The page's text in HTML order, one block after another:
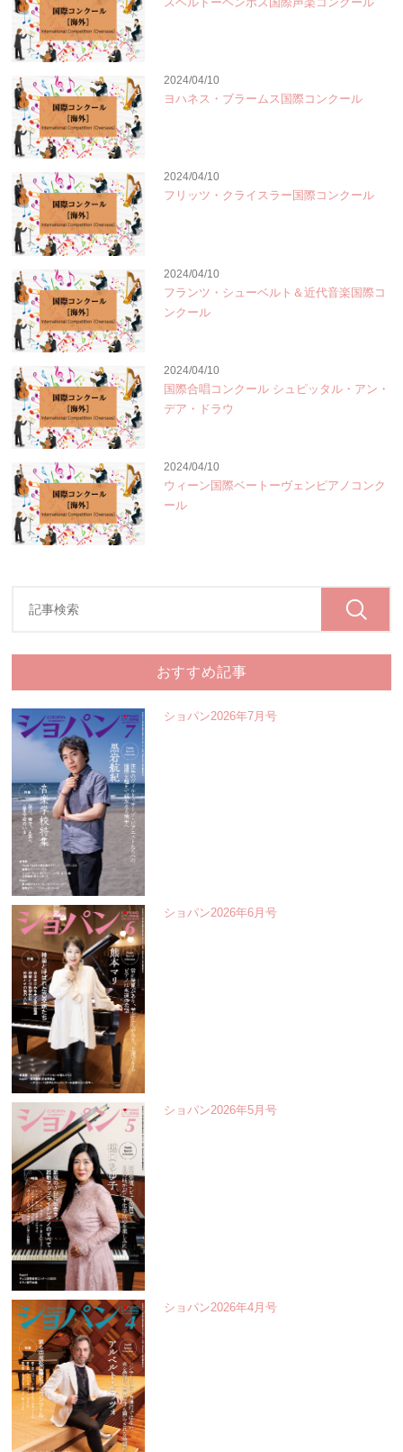
2024/04/10
ヨハネス・ブラームス国際コンクール
2024/04/10
フリッツ・クライスラー国際コンクール
2024/04/10
フランツ・シューベルト＆近代音楽国際コ
ンクール
2024/04/10
国際合唱コンクール シュピッタル・アン・
デア・ドラウ
2024/04/10
ウィーン国際ベートーヴェンピアノコンク
ール
おすすめ記事
ショパン2026年7月号
ショパン2026年6月号
ショパン2026年5月号
ショパン2026年4月号